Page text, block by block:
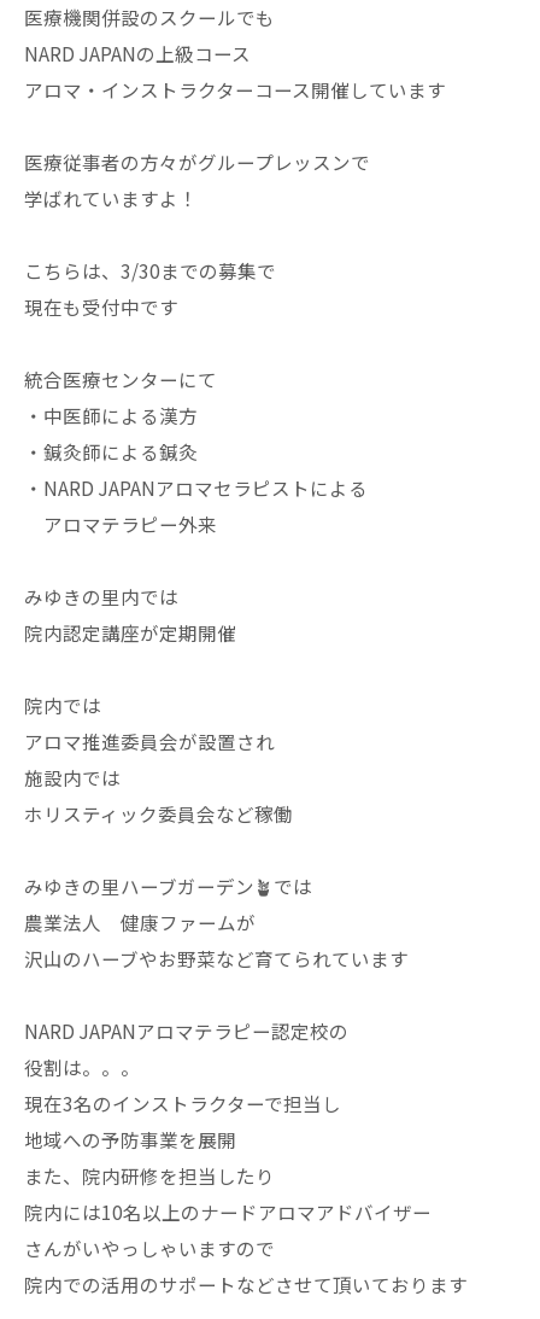
医療機関併設のスクールでも
NARD JAPANの上級コース
アロマ・インストラクターコース開催しています
医療従事者の方々がグループレッスンで
学ばれていますよ！
こちらは、3/30までの募集で
現在も受付中です
統合医療センターにて
・中医師による漢方
・鍼灸師による鍼灸
・NARD JAPANアロマセラピストによる
アロマテラピー外来
みゆきの里内では
院内認定講座が定期開催
院内では
アロマ推進委員会が設置され
施設内では
ホリスティック委員会など稼働
みゆきの里ハーブガーデン🪴では
農業法人 健康ファームが
沢山のハーブやお野菜など育てられています
NARD JAPANアロマテラピー認定校の
役割は。。。
現在3名のインストラクターで担当し
地域への予防事業を展開
また、院内研修を担当したり
院内には10名以上のナードアロマアドバイザー
さんがいやっしゃいますので
院内での活用のサポートなどさせて頂いております